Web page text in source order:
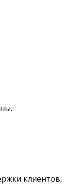
клиентов,